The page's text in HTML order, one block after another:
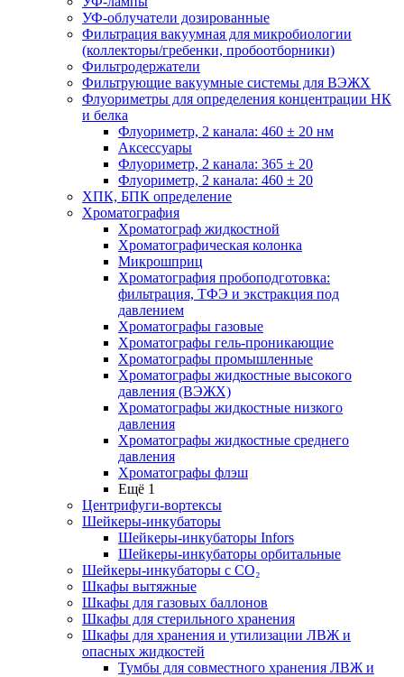
УФ-облучатели дозированные
Фильтрация вакуумная для микробиологии
(коллекторы/гребенки, пробоотборники)
Фильтродержатели
Фильтрующие вакуумные системы для ВЭЖХ
Флуориметры для определения концентрации НК
и белка
Флуориметр, 2 канала: 460 ± 20 нм
Аксессуары
Флуориметр, 2 канала: 365 ± 20
Флуориметр, 2 канала: 460 ± 20
ХПК, БПК определение
Хроматография
Хроматограф жидкостной
Хроматографическая колонка
Микрошприц
Хроматография пробоподготовка:
фильтрация, ТФЭ и экстракция под
давлением
Хроматографы газовые
Хроматографы гель-проникающие
Хроматографы промышленные
Хроматографы жидкостные высокого
давления (ВЭЖХ)
Хроматографы жидкостные низкого
давления
Хроматографы жидкостные среднего
давления
Хроматографы флэш
Ещё 1
Центрифуги-вортексы
Шейкеры-инкубаторы
Шейкеры-инкубаторы Infors
Шейкеры-инкубаторы орбитальные
Шейкеры-инкубаторы с CО₂
Шкафы вытяжные
Шкафы для газовых баллонов
Шкафы для стерильного хранения
Шкафы для хранения и утилизации ЛВЖ и
опасных жидкостей
Тумбы для совместного хранения ЛВЖ и